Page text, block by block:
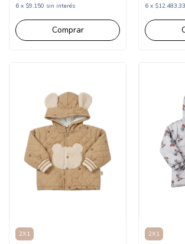
6 x $9.150 sin interés
Comprar
6 x $12.483,33
2X1 2X1